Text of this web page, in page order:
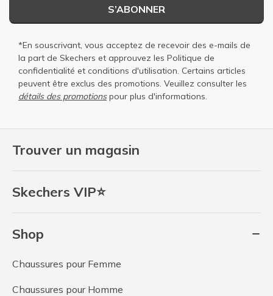
Trouver un magasin
Skechers VIP⭐
Shop
Chaussures pour Femme
Chaussures pour Homme
S’ABONNER
*En souscrivant, vous acceptez de recevoir des e-mails de
la part de Skechers et approuvez les Politique de
confidentialité et conditions d'utilisation. Certains articles
peuvent être exclus des promotions. Veuillez consulter les
détails des promotionspour plus d'informations.